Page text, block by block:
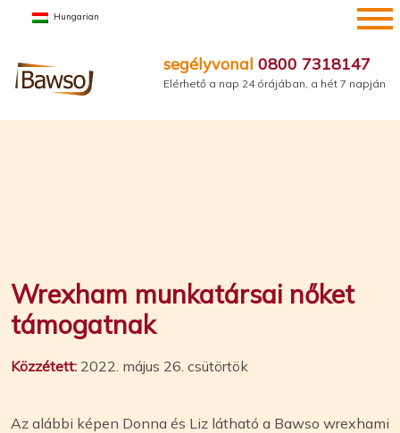
Ugrás
Hungarian
segélyvonal 0800 7318147
Elérhető a nap 24 órájában, a hét 7 napján
Wrexham munkatársai nőket
támogatnak
Közzétett: 2022. május 26. csütörtök
Az alábbi képen Donna és Liz látható a Bawso wrexhami